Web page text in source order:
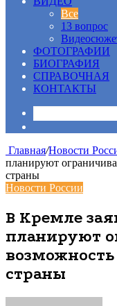
Все
13 вопрос
ФОТОГРАФИИ
БИОГРАФИЯ
СПРАВОЧНАЯ
КОНТАКТЫ
Главная/Новости
планируют
страны
Новости России
В Кремле
планируют
страны